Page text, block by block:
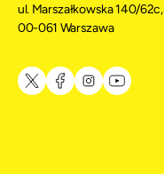
ul. Marszałkowska 140/62c,
00-061 Warszawa